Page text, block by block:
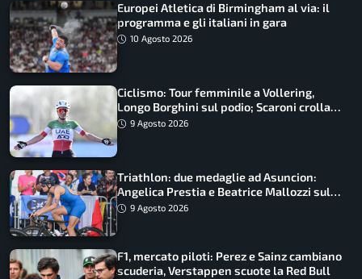
Europei Atletica di Birmingham al via: il
programma e gli italiani in gara
10 Agosto 2026
Ciclismo: Tour femminile a Vollering,
Longo Borghini sul podio; Scaroni crolla
in Polonia
9 Agosto 2026
Triathlon: due medaglie ad Asuncion:
Angelica Prestia e Beatrice Mallozzi sul
podio
9 Agosto 2026
F1, mercato piloti: Perez e Sainz cambiano
scuderia, Verstappen scuote la Red Bull